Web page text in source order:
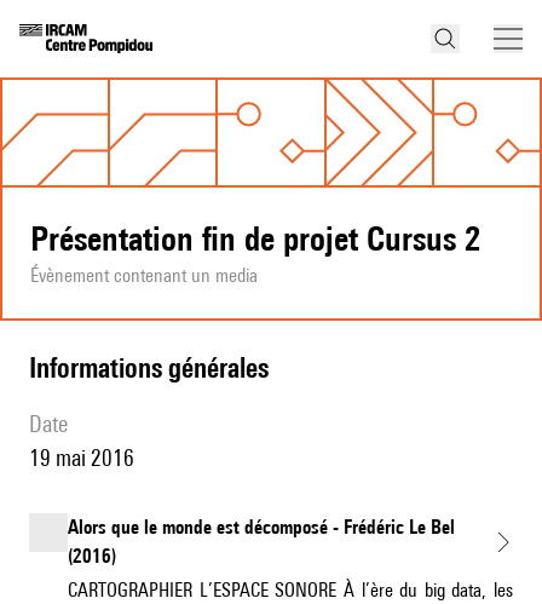
Présentation fin de projet Cursus 2
Évènement contenant un media
informations générales
date
19 mai 2016
Alors que le monde est décomposé - Frédéric Le Bel
(2016)
CARTOGRAPHIER L’ESPACE SONORE À l’ère du big data, les